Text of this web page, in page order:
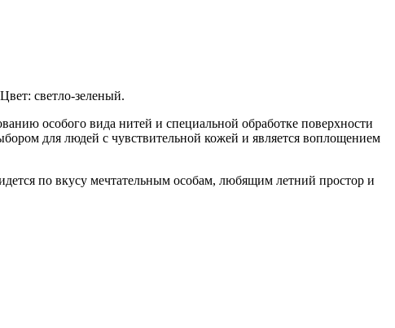
светло-зеленый.
особого вида нитей и специальной обработке поверхности
для людей с чувствительной кожей и является воплощением
по вкусу мечтательным особам, любящим летний простор и